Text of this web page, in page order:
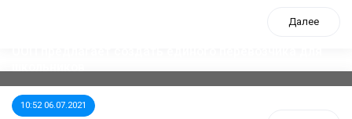
Далее
10:52 06.07.2021